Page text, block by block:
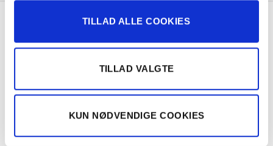
TILLAD ALLE COOKIES
TILLAD VALGTE
KUN NØDVENDIGE COOKIES
Om Solgt.com
Nemt, hurtigt og sikkert bilsalg
bilforhandlere